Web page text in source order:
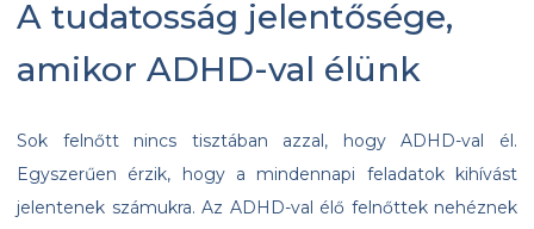
A tudatosság jelentősége,
amikor ADHD-val élünk
Sok felnőtt nincs tisztában azzal, hogy ADHD-val él.
Egyszerűen érzik, hogy a mindennapi feladatok kihívást
jelentenek számukra. Az ADHD-val élő felnőttek nehéznek